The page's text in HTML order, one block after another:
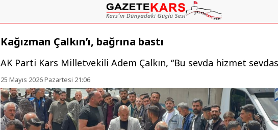
Kağızman Çalkın’ı, bağrına bastı
AK Parti Kars Milletvekili Adem Çalkın, “Bu sevda hizmet
25 Mayıs 2026 Pazartesi 21:06